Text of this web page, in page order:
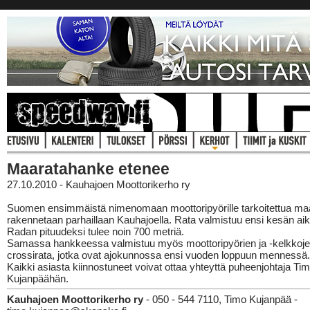
Maaratahanke etenee
27.10.2010 - Kauhajoen Moottorikerho ry
Suomen ensimmäistä nimenomaan moottoripyörille tarkoitettua
rakennetaan parhaillaan Kauhajoella. Rata valmistuu ensi kesän
Radan pituudeksi tulee noin 700 metriä.
Samassa hankkeessa valmistuu myös moottoripyörien ja -
crossirata, jotka ovat ajokunnossa ensi vuoden loppuun mennessä.
Kaikki asiasta kiinnostuneet voivat ottaa yhteyttä puheenjohtaja
Kujanpäähän.
Kauhajoen Moottorikerho ry - 050 - 544 7110, Timo Kujanpää -